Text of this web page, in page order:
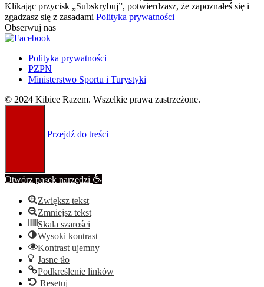
Klikając przycisk „Subskrybuj”, potwierdzasz, że zapoznałeś się i
zgadzasz się z zasadami Polityka prywatności
Obserwuj nas
Polityka prywatności
PZPN
Ministerstwo Sportu i Turystyki
© 2024 Kibice Razem. Wszelkie prawa zastrzeżone.
Przejdź do treści
Otwórz pasek narzędzi
Zwiększ tekst
Zmniejsz tekst
Skala szarości
Wysoki kontrast
Kontrast ujemny
Jasne tło
Podkreślenie linków
Resetuj